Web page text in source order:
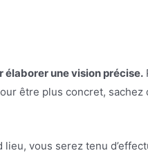
élaborer une vision précise.
être plus concret, sachez
lieu, vous serez tenu